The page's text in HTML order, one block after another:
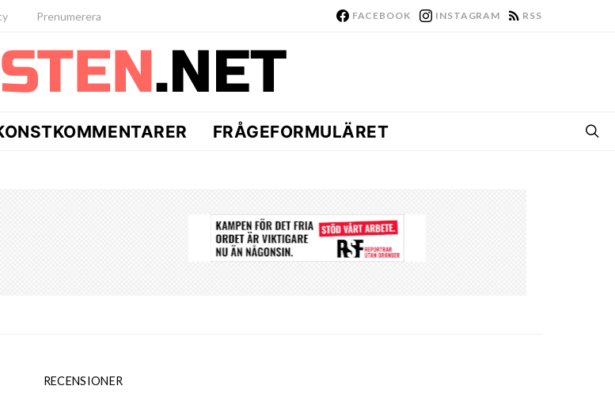
Prenumerera FACEBOOK INSTAGRAM RSS
FRÅGEFORMULÄRET
RECENSIONER